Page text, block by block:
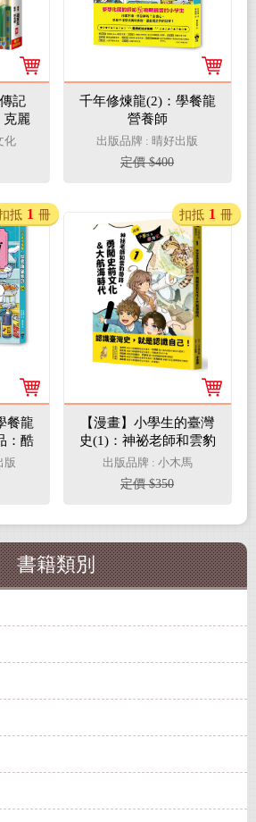
記
克麗
救
女
字
化
千年修煉龍(2)：學餐龍
營養師
出版品牌 : 晴好出版
定價 $400
餐龍
：酷
版
抵 1 冊
【漫畫】小學生的臺灣
史(1)：神祕老師和雲豹
帶路，勇闖史前文化&
大航海時代
出版品牌 : 小木馬
定價 $350
扣抵 1 冊
書籍類別